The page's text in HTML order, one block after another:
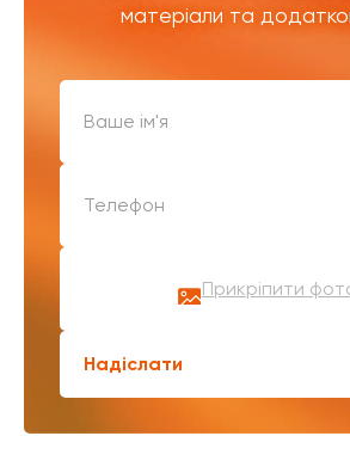
матеріали та
Прикріпити
Надіслати